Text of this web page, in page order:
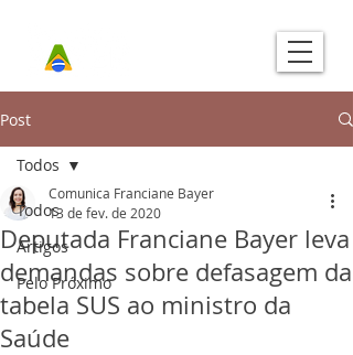
Post
Todos
Artigos
Pelo Próximo
Todos
Deputada Franciane Bayer leva
demandas sobre defasagem da
tabela SUS ao ministro da
Saúde
Comunica Franciane Bayer
13 de fev. de 2020